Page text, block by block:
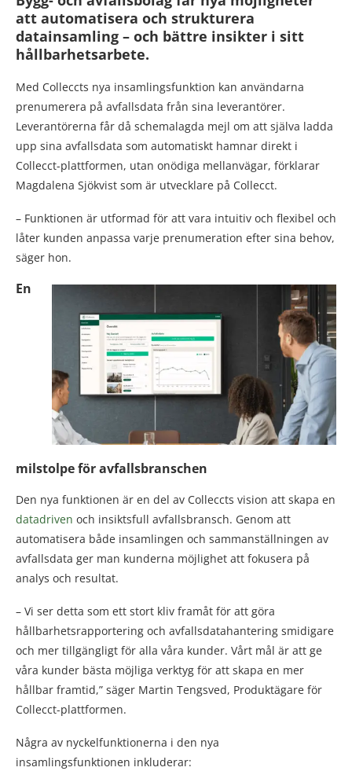
att automatisera och strukturera
datainsamling – och bättre insikter i sitt
hållbarhetsarbete.
Med Colleccts nya insamlingsfunktion kan användarna
prenumerera på avfallsdata från sina leverantörer.
Leverantörerna får då schemalagda mejl om att själva ladda
upp sina avfallsdata som automatiskt hamnar direkt i
Collecct-plattformen, utan onödiga mellanvägar, förklarar
Magdalena Sjökvist som är utvecklare på Collecct.
– Funktionen är utformad för att vara intuitiv och flexibel och
låter kunden anpassa varje prenumeration efter sina behov,
säger hon.
En
milstolpe för avfallsbranschen
Den nya funktionen är en del av Colleccts vision att skapa en
datadriven och insiktsfull avfallsbransch. Genom att
automatisera både insamlingen och sammanställningen av
avfallsdata ger man kunderna möjlighet att fokusera på
analys och resultat.
– Vi ser detta som ett stort kliv framåt för att göra
hållbarhetsrapportering och avfallsdatahantering smidigare
och mer tillgängligt för alla våra kunder. Vårt mål är att ge
våra kunder bästa möjliga verktyg för att skapa en mer
hållbar framtid,” säger Martin Tengsved, Produktägare för
Collecct-plattformen.
Några av nyckelfunktionerna i den nya
insamlingsfunktionen inkluderar: